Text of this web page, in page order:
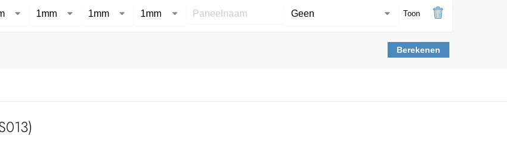
Toon
Berekenen